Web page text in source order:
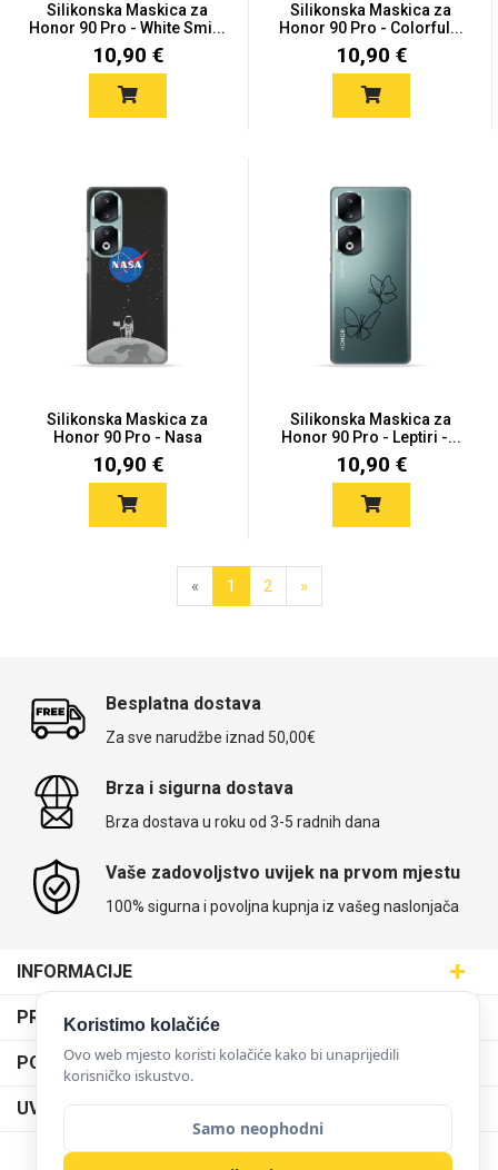
Silikonska Maskica za
Honor 90 Pro - White Smi...
10,90 €
Silikonska Maskica za
Honor 90 Pro - Colorful...
10,90 €
Silikonska Maskica za
Honor 90 Pro - Nasa
10,90 €
Silikonska Maskica za
Honor 90 Pro - Leptiri -...
10,90 €
« 1 2 »
Besplatna dostava
Za sve narudžbe iznad 50,00€
Brza i sigurna dostava
Brza dostava u roku od 3-5 radnih dana
Vaše zadovoljstvo uvijek na prvom mjestu
100% sigurna i povoljna kupnja iz vašeg naslonjača
INFORMACIJE
SVIJET MASKICA d.o.o.
Aleja javora 13, 10000 Zagreb
PRODAJNA MJESTA
Poslovnica Trešnjevka
Poslovnica Dubrava
Poslovnica Velika Gorica
PODRŠKA
Dostava
UVJETI KORIŠTENJA
Klub vjernosti
Koristimo kolačiće
Ovo web mjesto koristi kolačiće kako bi unaprijedili
korisničko iskustvo.
Samo neophodni